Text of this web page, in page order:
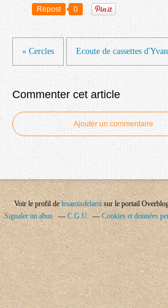
Repost 0
« Cercles Ecoute de cassettes
Commenter cet article
Ajouter un commentaire
Voir le profil delesamisdelamisur le portail
Signaler un abus
C.G.U. Cookies et données